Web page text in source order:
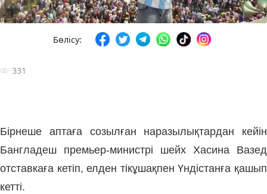
Бөлісу:
331
Бірнеше аптаға созылған наразылықтардан кейін
Бангладеш премьер-министрі шейх Хасина Вазед
отставкаға кетіп, елден тікұшақпен Үндістанға қашып
кетті.